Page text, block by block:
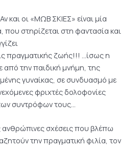
και οι «ΜΩΒ ΣΚΙΕΣ» είναι μία
που στηρίζεται στη φαντασία και
πραγματικής ζωής!!! …ίσως η
από την παιδική μνήμη, της
γυναίκας, σε συνδυασμό με
φριχτές δολοφονίες
συντρόφων τους…
ανθρώπινες σχέσεις που βλέπω
την πραγματική φιλία, τον